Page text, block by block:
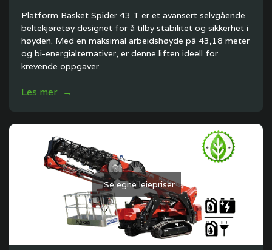
Platform Basket Spider 43 T er et avansert selvgående
beltekjøretøy designet for å tilby stabilitet og sikkerhet i
høyden. Med en maksimal arbeidshøyde på 43,18 meter
og bi-energialternativer, er denne liften ideell for
krevende oppgaver.
Les mer →
Se egne leiepriser